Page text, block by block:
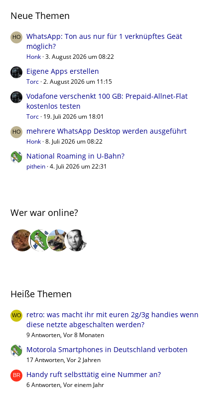
Neue Themen
WhatsApp: Ton aus nur für 1 verknüpftes Geät
möglich?
Honk 3. August 2026 um 08:22
Eigene Apps erstellen
Torc 2. August 2026 um 11:15
Vodafone verschenkt 100 GB: Prepaid-Allnet-Flat
kostenlos testen
Torc 19. Juli 2026 um 18:01
mehrere WhatsApp Desktop werden ausgeführt
Honk 8. Juli 2026 um 08:22
National Roaming in U-Bahn?
pithein 4. Juli 2026 um 22:31
Wer war online?
Heiße Themen
retro: was macht ihr mit euren 2g/3g handies wenn
diese netzte abgeschalten werden?
9 Antworten, Vor 8 Monaten
Motorola Smartphones in Deutschland verboten
17 Antworten, Vor 2 Jahren
Handy ruft selbsttätig eine Nummer an?
6 Antworten, Vor einem Jahr